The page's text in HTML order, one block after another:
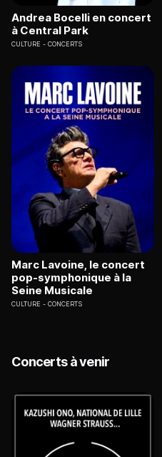
Andrea Bocelli en concert
à Central Park
CULTURE CONCERTS
Marc Lavoine, le concert
pop-symphonique à la
Seine Musicale
CULTURE CONCERTS
Concerts à venir